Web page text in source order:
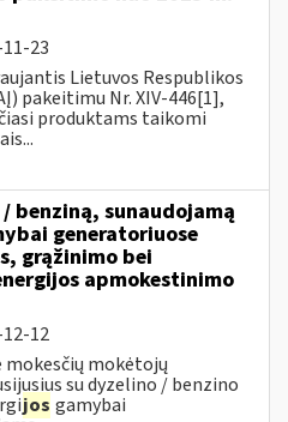
23
Lietuvos Respublikos
pakeitimu Nr. XIV-446[1],
produktams taikomi
benziną, sunaudojamą
generatoriuose
grąžinimo bei
apmokestinimo
12
mokėtojų
su dyzelino / benzino
jos gamybai